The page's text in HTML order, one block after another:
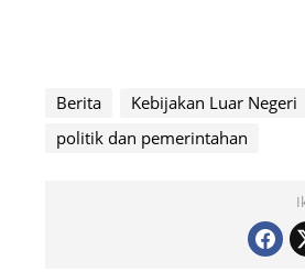
Berita Kebijakan Luar Negeri
politik dan pemerintahan